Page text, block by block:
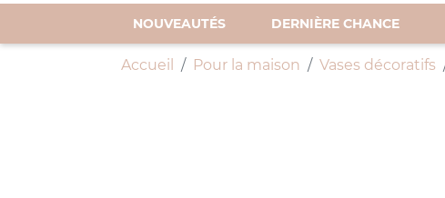
NOUVEAUTÉS DERNIÈRE CHANCE
Accueil Pour la maison Vases décoratifs